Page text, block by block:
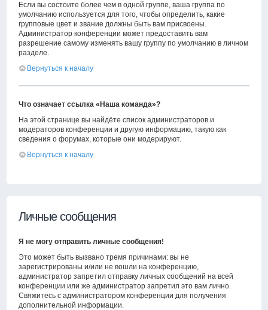
Если вы состоите более чем в одной группе, ваша группа по
умолчанию используется для того, чтобы определить, какие
групповые цвет и звание должны быть вам присвоены.
Администратор конференции может предоставить вам
разрешение самому изменять вашу группу по умолчанию в личном
разделе.
Вернуться к началу
Что означает ссылка «Наша команда»?
На этой странице вы найдёте список администраторов и
модераторов конференции и другую информацию, такую как
сведения о форумах, которые они модерируют.
Вернуться к началу
Личные сообщения
Я не могу отправить личные сообщения!
Это может быть вызвано тремя причинами: вы не
зарегистрированы и/или не вошли на конференцию,
администратор запретил отправку личных сообщений на всей
конференции или же администратор запретил это вам лично.
Свяжитесь с администратором конференции для получения
дополнительной информации.